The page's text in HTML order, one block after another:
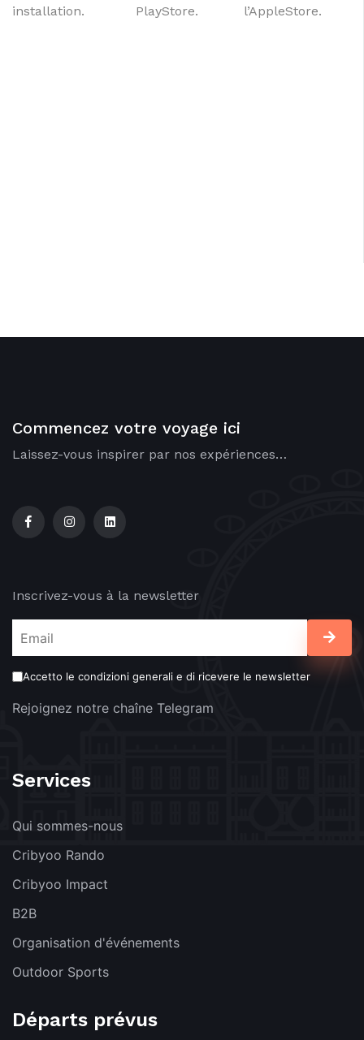
installation.
PlayStore.
l’AppleStore.
Commencez votre voyage ici
Laissez-vous inspirer par nos expériences…
Inscrivez-vous à la newsletter
Accetto le condizioni generali e di ricevere le newsletter
Rejoignez notre chaîne Telegram
Services
Qui sommes-nous
Cribyoo Rando
Cribyoo Impact
B2B
Organisation d'événements
Outdoor Sports
Départs prévus